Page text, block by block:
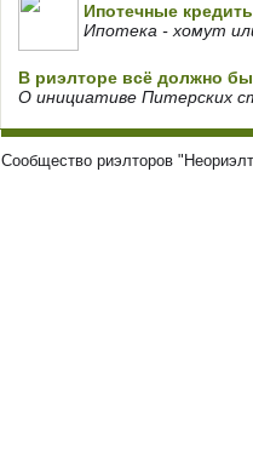
Ипотечные
Ипотека - хомут
В риэлторе всё должно
О инициативе Питерских
Сообщество риэлторов